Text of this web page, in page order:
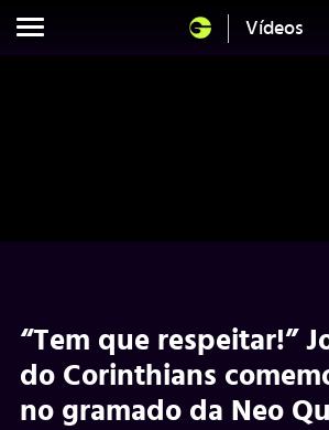
Vídeos
“Tem que respeitar!”
do Corinthians
no gramado da Neo